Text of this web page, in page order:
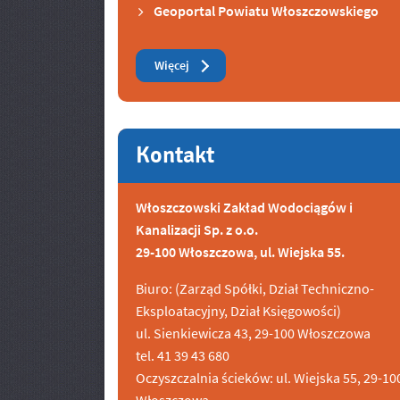
Geoportal Powiatu Włoszczowskiego
Więcej Zobacz też
Kontakt
Włoszczowski Zakład Wodociągów i
Kanalizacji Sp. z o.o.
29-100 Włoszczowa, ul. Wiejska 55.
Biuro: (Zarząd Spółki, Dział Techniczno-
Eksploatacyjny, Dział Księgowości)
ul. Sienkiewicza 43, 29-100 Włoszczowa
tel. 41 39 43 680
Oczyszczalnia ścieków: ul. Wiejska 55, 29-